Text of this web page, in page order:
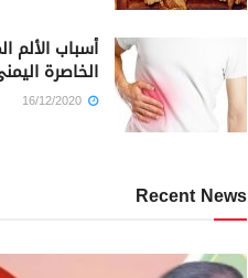
أسباب الألم
الخاصرة
Recent News